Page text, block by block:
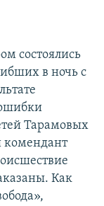
состоялись
в ночь с
Тарамовых
комендант
Как